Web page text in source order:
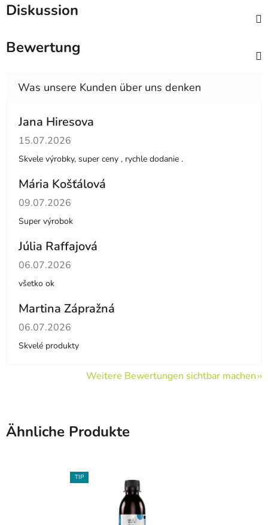
Diskussion
Bewertung
Jana Hiresova
Die Shop-Bewertung beträgt 5 von 5 Sternen.
15.07.2026
Skvele výrobky, super ceny , rychle dodanie .
Mária Košťálová
Die Shop-Bewertung beträgt 5 von 5 Sternen.
09.07.2026
Super výrobok
Júlia Raffajová
Die Shop-Bewertung beträgt 5 von 5 Sternen.
06.07.2026
všetko ok
Martina Zápražná
Die Shop-Bewertung beträgt 5 von 5 Sternen.
06.07.2026
Skvelé produkty
Weitere Bewertungen sichtbar machen
Ähnliche Produkte
TIP